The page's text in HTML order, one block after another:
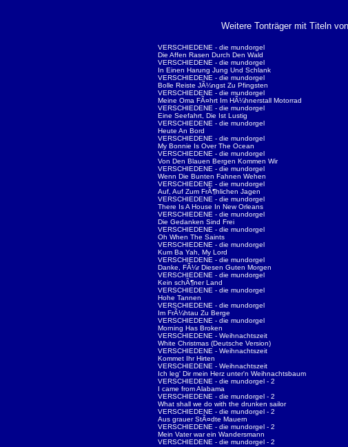
Weitere Tonträger mit Titeln
VERSCHIEDENE - die mundorgel
Die Affen Rasen Durch Den Wald
VERSCHIEDENE - die mundorgel
In Einen Harung Jung Und Schlank
VERSCHIEDENE - die mundorgel
Bolle Reiste JÃ¼ngst Zu Pfingsten
VERSCHIEDENE - die mundorgel
Meine Oma FÃ¤hrt Im HÃ¼hnerstall Motorrad
VERSCHIEDENE - die mundorgel
Eine Seefahrt, Die Ist Lustig
VERSCHIEDENE - die mundorgel
Heute An Bord
VERSCHIEDENE - die mundorgel
My Bonnie Is Over The Ocean
VERSCHIEDENE - die mundorgel
Von Den Blauen Bergen Kommen Wir
VERSCHIEDENE - die mundorgel
Wenn Die Bunten Fahnen Wehen
VERSCHIEDENE - die mundorgel
Auf, Auf Zum FrÃ¶hlichen Jagen
VERSCHIEDENE - die mundorgel
There Is A House In New Orleans
VERSCHIEDENE - die mundorgel
Die Gedanken Sind Frei
VERSCHIEDENE - die mundorgel
Oh When The Saints
VERSCHIEDENE - die mundorgel
Kum Ba Yah, My Lord
VERSCHIEDENE - die mundorgel
Danke, FÃ¼r Diesen Guten Morgen
VERSCHIEDENE - die mundorgel
Kein schÃ¶ner Land
VERSCHIEDENE - die mundorgel
Hohe Tannen
VERSCHIEDENE - die mundorgel
Im FrÃ¼htau Zu Berge
VERSCHIEDENE - die mundorgel
Morning Has Broken
VERSCHIEDENE - Weihnachtszeit
White Christmas (Deutsche Version)
VERSCHIEDENE - Weihnachtszeit
Kommet Ihr Hirten
VERSCHIEDENE - Weihnachtszeit
Ich leg' Dir mein Herz unter'n Weihnachtsbaum
VERSCHIEDENE - die mundorgel - 2
I came from Alabama
VERSCHIEDENE - die mundorgel - 2
What shall we do with the drunken sailor
VERSCHIEDENE - die mundorgel - 2
Aus grauer StÃ¤dte Mauern
VERSCHIEDENE - die mundorgel - 2
Mein Vater war ein Wandersmann
VERSCHIEDENE - die mundorgel - 2